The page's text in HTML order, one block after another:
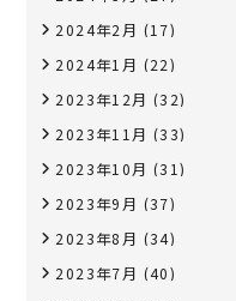
2024年2月 (17)
2024年1月 (22)
2023年12月 (32)
2023年11月 (33)
2023年10月 (31)
2023年9月 (37)
2023年8月 (34)
2023年7月 (40)